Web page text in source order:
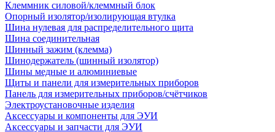
Клеммник силовой/клеммный блок
Опорный изолятор/изолирующая втулка
Шина нулевая для распределительного щита
Шина соединительная
Шинный зажим (клемма)
Шинодержатель (шинный изолятор)
Шины медные и алюминиевые
Щиты и панели для измерительных приборов
Панель для измерительных приборов/счётчиков
Электроустановочные изделия
Аксессуары и компоненты для ЭУИ
Аксессуары и запчасти для ЭУИ